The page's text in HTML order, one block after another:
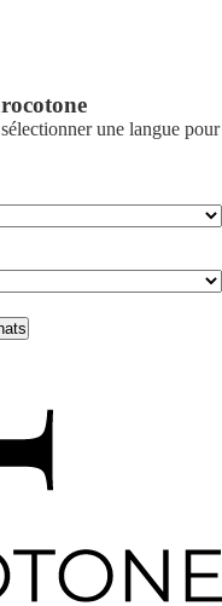
une langue pour